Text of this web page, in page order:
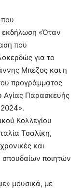
εκδήλωση «Όταν
που
για το
Μπέζος και η
προγράμματος
Αγίας Παρασκευής
Κολλεγίου
Τσαλίκη,
και
σπουδαίων ποιητών
μουσικά, με